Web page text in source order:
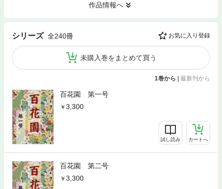
作品情報へ
シリーズ 全240冊 お気に入り登録
未購入巻をまとめて買う
1巻から | 最新刊から
百花園 第一号
3,300
試し読み カートへ
百花園 第二号
3,300